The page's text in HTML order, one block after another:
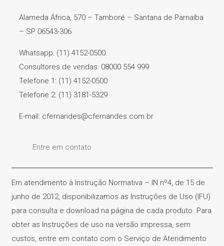
Alameda África, 570 – Tamboré – Santana de Parnaíba
– SP 06543-306
Whatsapp: (11) 4152-0500
Consultores de vendas: 08000 554 999
Telefone 1: (11) 4152-0500
Telefone 2: (11) 3181-5329
E-mail: cfernandes@cfernandes.com.br
Entre em contato
Em atendimento à Instrução Normativa – IN nº4, de 15 de
junho de 2012, disponibilizamos as Instruções de Uso (IFU)
para consulta e download na página de cada produto. Para
obter as Instruções de uso na versão impressa, sem
custos, entre em contato com o Serviço de Atendimento